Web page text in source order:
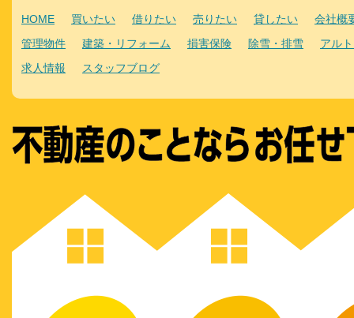
HOME 買いたい 借りたい 売りたい 貸したい 会社概
管理物件 建築・リフォーム 損害保険 除雪・排雪 アル
求人情報 スタッフブログ